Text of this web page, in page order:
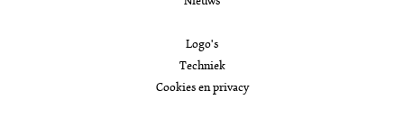
Logo's
Techniek
Cookies en privacy